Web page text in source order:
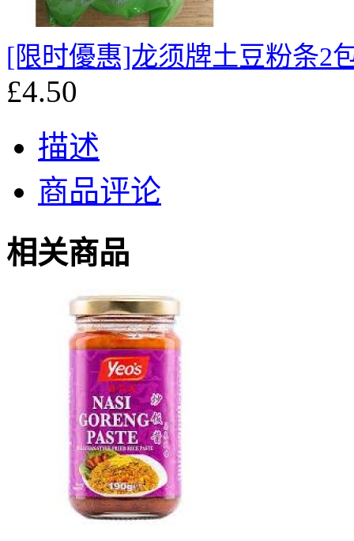
[限时優惠]龙须牌土豆粉条2
£4.50
描述
商品评论
相关商品